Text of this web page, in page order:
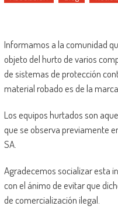
Informamos a la comunidad
objeto del hurto de varios
de sistemas de protección
material robado es de la marca
Los equipos hurtados son
que se observa previamente
SA.
Agradecemos socializar esta
con el ánimo de evitar que
de comercialización ilegal.